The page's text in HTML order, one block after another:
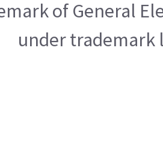
of General
under trademark